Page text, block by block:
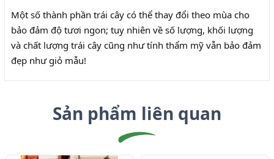
Một số thành phần trái cây có thể thay đổi theo mùa cho
bảo đảm độ tươi ngon; tuy nhiên về số lượng, khối lượng
và chất lượng trái cây cũng như tính thẩm mỹ vẫn bảo đảm
đẹp như giỏ mẫu!
Sản phẩm liên quan